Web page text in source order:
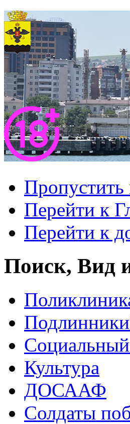
Пропустить
Перейти к
Перейти к
Поиск, Вид
Культура
ДОСААФ
Солдаты